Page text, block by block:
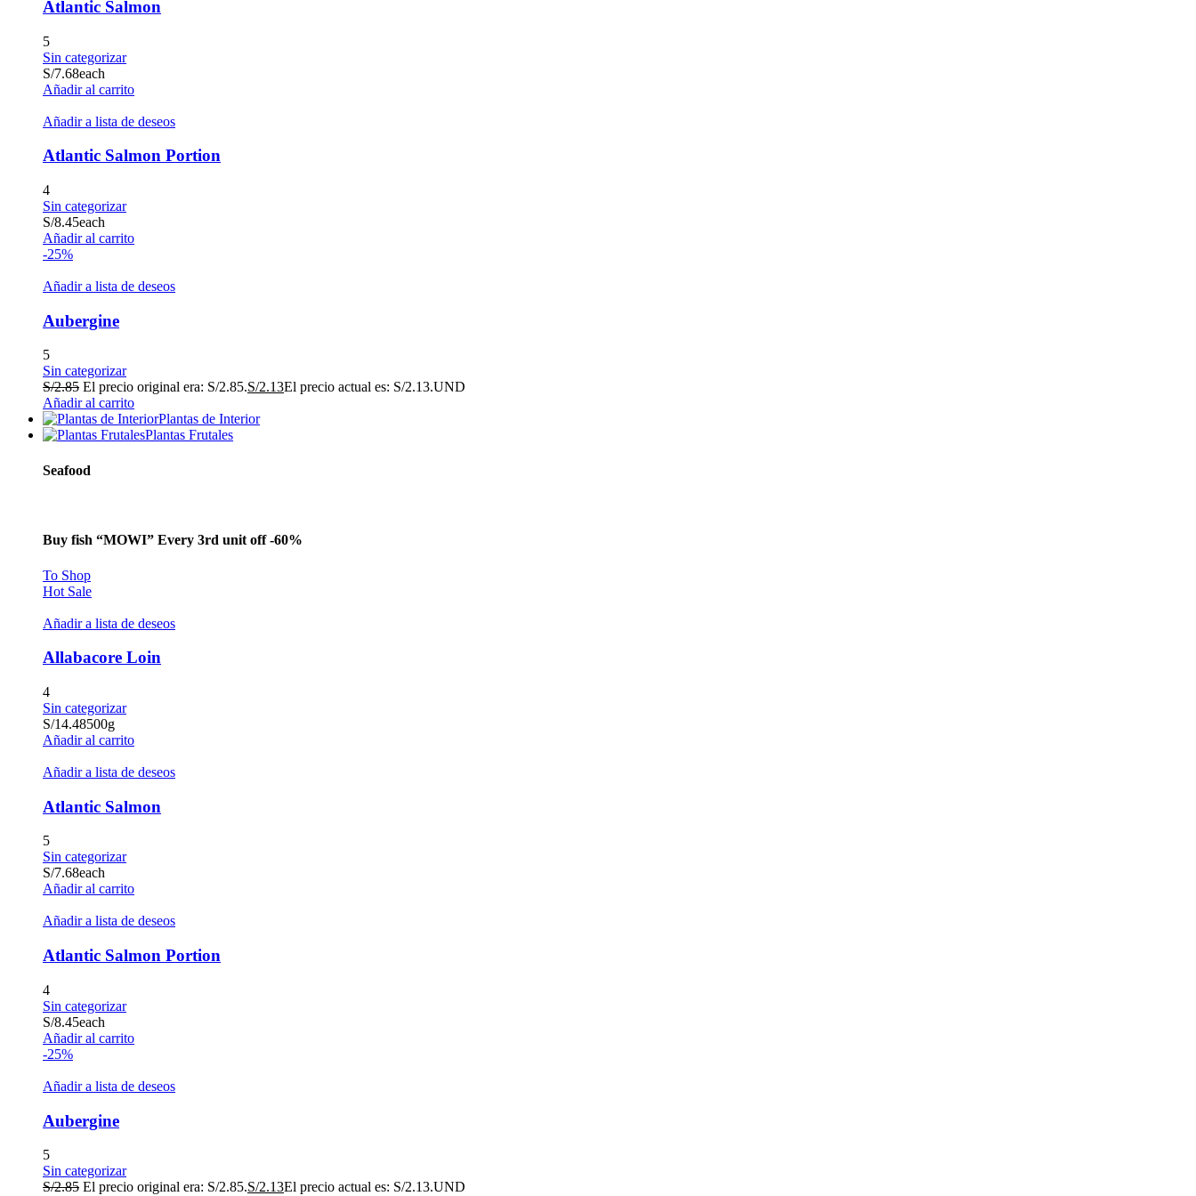
Atlantic Salmon
5
Sin categorizar
S/7.68each
Añadir al carrito
Añadir a lista de deseos
Atlantic Salmon Portion
4
Sin categorizar
S/8.45each
Añadir al carrito
-25%
Añadir a lista de deseos
Aubergine
5
Sin categorizar
S/2.85 El precio original era: S/2.85.S/2.13El precio actual es: S/2.13.UND
Añadir al carrito
Plantas de Interior
Plantas Frutales
Seafood
Buy fish “MOWI” Every 3rd unit off -60%
To Shop
Hot Sale
Añadir a lista de deseos
Allabacore Loin
4
Sin categorizar
S/14.48500g
Añadir al carrito
Añadir a lista de deseos
Atlantic Salmon
5
Sin categorizar
S/7.68each
Añadir al carrito
Añadir a lista de deseos
Atlantic Salmon Portion
4
Sin categorizar
S/8.45each
Añadir al carrito
-25%
Añadir a lista de deseos
Aubergine
5
Sin categorizar
S/2.85 El precio original era: S/2.85.S/2.13El precio actual es: S/2.13.UND